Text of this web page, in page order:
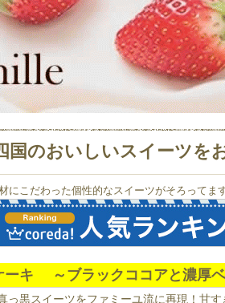
国のおいしいスイーツを
にこだわった個性的なスイーツがそろってま
ーキ ～ブラックココアと濃厚
っ黒スイーツをファミーユ流に再現！甘